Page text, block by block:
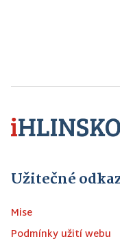
Užitečné
Mise
Podmínky užití webu